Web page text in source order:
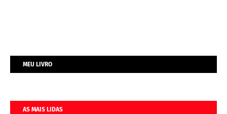
MEU LIVRO
AS MAIS LIDAS